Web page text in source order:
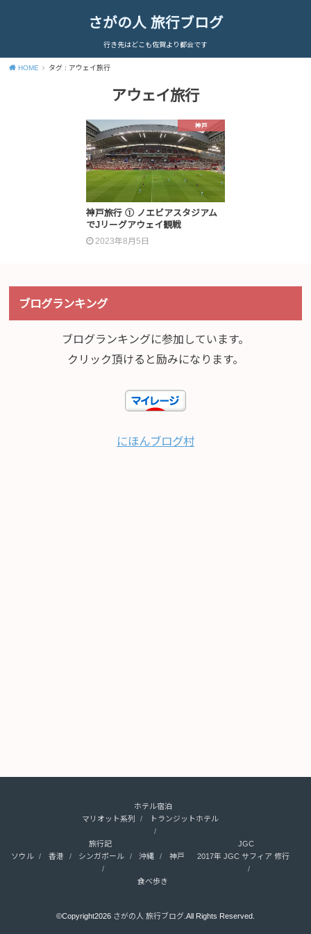
さがの人 旅行ブログ
行き先はどこも佐賀より都会です
HOME タグ : アウェイ旅行
アウェイ旅行
神戸
神戸旅行 ① ノエビアスタジアム
でJリーグアウェイ観戦
2023年8月5日
ブログランキング
ブログランキングに参加しています。
クリック頂けると励みになります。
にほんブログ村
ホテル宿泊
マリオット系列
トランジットホテル
旅行記
ソウル
香港 シンガポール 沖縄 神戸
JGC
2017年 JGC サフィア 修行
食べ歩き
©Copyright2026 さがの人 旅行ブログ.All Rights Reserved.